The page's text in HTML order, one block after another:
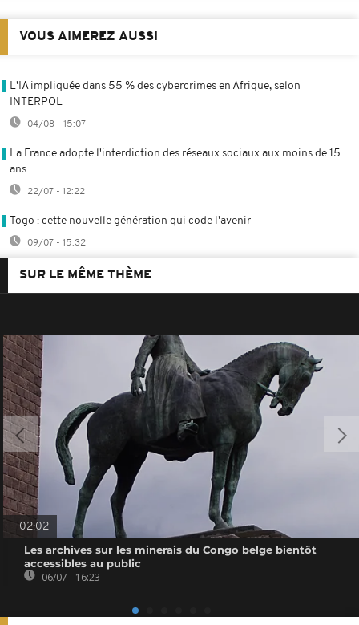
VOUS AIMEREZ AUSSI
L'IA impliquée dans 55 % des cybercrimes en Afrique, selon
INTERPOL
04/08 - 15:07
La France adopte l'interdiction des réseaux sociaux aux moins de 15
ans
22/07 - 12:22
Togo : cette nouvelle génération qui code l'avenir
09/07 - 15:32
SUR LE MÊME THÈME
02:02
Les archives sur les minerais du Congo belge bientôt
accessibles au public
06/07 - 16:23